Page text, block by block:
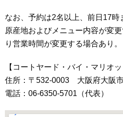
なお、予約は2名以上、前日17時
原産地およびメニュー内容が変
り営業時間が変更する場合あり。
【コートヤード・バイ・マリオ
住所：〒532-0003 大阪府大阪
電話：06-6350-5701（代表）